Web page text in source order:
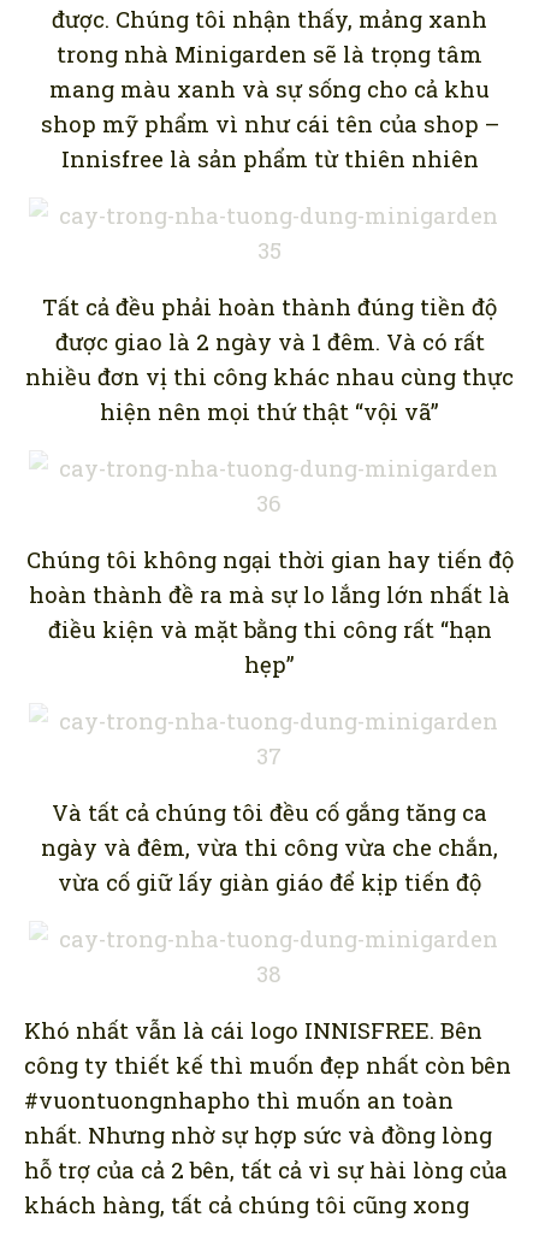
được. Chúng tôi nhận thấy, mảng xanh
trong nhà Minigarden sẽ là trọng tâm
mang màu xanh và sự sống cho cả khu
shop mỹ phẩm vì như cái tên của shop –
Innisfree là sản phẩm từ thiên nhiên
Tất cả đều phải hoàn thành đúng tiền độ
được giao là 2 ngày và 1 đêm. Và có rất
nhiều đơn vị thi công khác nhau cùng thực
hiện nên mọi thứ thật “vội vã”
Chúng tôi không ngại thời gian hay tiến độ
hoàn thành đề ra mà sự lo lắng lớn nhất là
điều kiện và mặt bằng thi công rất “hạn
hẹp”
Và tất cả chúng tôi đều cố gắng tăng ca
ngày và đêm, vừa thi công vừa che chắn,
vừa cố giữ lấy giàn giáo để kịp tiến độ
Khó nhất vẫn là cái logo INNISFREE. Bên
công ty thiết kế thì muốn đẹp nhất còn bên
#vuontuongnhapho thì muốn an toàn
nhất. Nhưng nhờ sự hợp sức và đồng lòng
hỗ trợ của cả 2 bên, tất cả vì sự hài lòng của
khách hàng, tất cả chúng tôi cũng xong